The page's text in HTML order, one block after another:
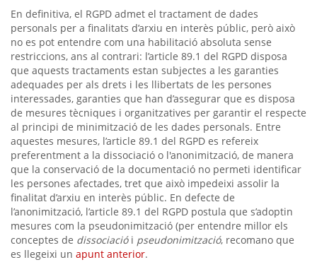
En definitiva, el RGPD admet el tractament de dades
personals per a finalitats d’arxiu en interès públic, però això
no es pot entendre com una habilitació absoluta sense
restriccions, ans al contrari: l’article 89.1 del RGPD disposa
que aquests tractaments estan subjectes a les garanties
adequades per als drets i les llibertats de les persones
interessades, garanties que han d’assegurar que es disposa
de mesures tècniques i organitzatives per garantir el respecte
al principi de minimització de les dades personals. Entre
aquestes mesures, l’article 89.1 del RGPD es refereix
preferentment a la dissociació o l'anonimització, de manera
que la conservació de la documentació no permeti identificar
les persones afectades, tret que això impedeixi assolir la
finalitat d’arxiu en interès públic. En defecte de
l’anonimització, l’article 89.1 del RGPD postula que s’adoptin
mesures com la pseudonimització (per entendre millor els
conceptes de dissociaciói pseudonimització, recomano que
es llegeixi un apunt anterior.